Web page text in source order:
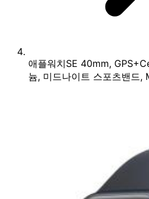
애플워치SE 40mm,
늄, 미드나이트 스포츠밴드